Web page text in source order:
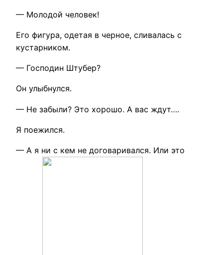
— Молодой человек!
Его фигура, одетая в черное, сливалась с
кустарником.
— Господин Штубер?
Он улыбнулся.
— Не забыли? Это хорошо. А вас ждут….
Я поежился.
— А я ни с кем не договаривался. Или это